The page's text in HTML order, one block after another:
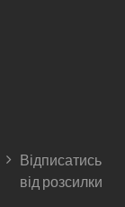
Відписатись
від розсилки